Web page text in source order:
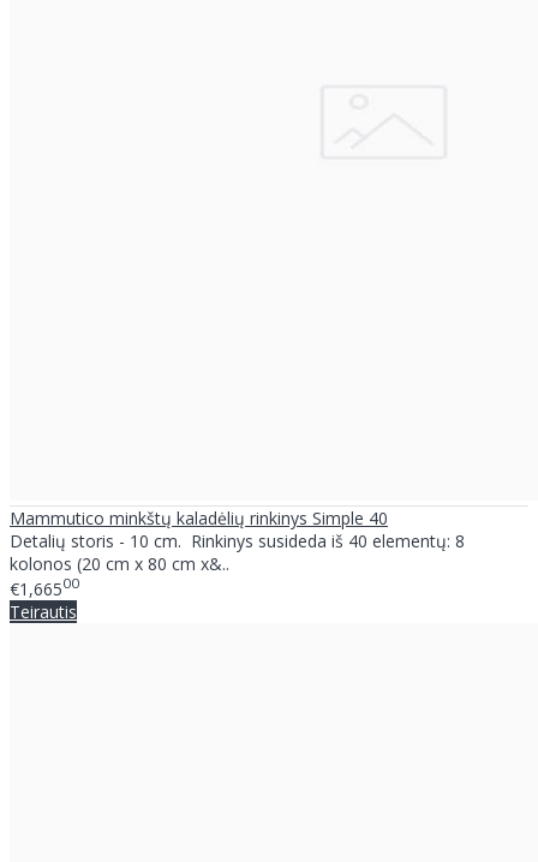
Mammutico minkštų kaladėlių rinkinys Simple 40
Detalių storis - 10 cm. Rinkinys susideda iš 40 elementų: 8
kolonos (20 cm x 80 cm x&..
€1,66500
Teirautis